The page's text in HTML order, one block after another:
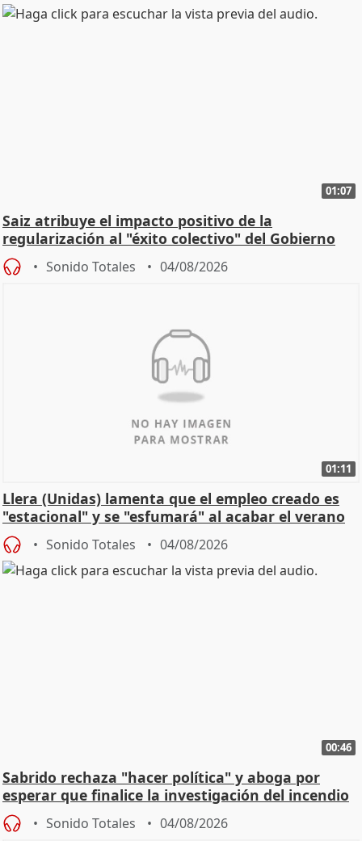
01:07
Saiz atribuye el impacto positivo de la
regularización al "éxito colectivo" del Gobierno
Sonido Totales 04/08/2026
01:11
Llera (Unidas) lamenta que el empleo creado es
"estacional" y se "esfumará" al acabar el verano
Sonido Totales 04/08/2026
00:46
Sabrido rechaza "hacer política" y aboga por
esperar que finalice la investigación del incendio
Sonido Totales 04/08/2026